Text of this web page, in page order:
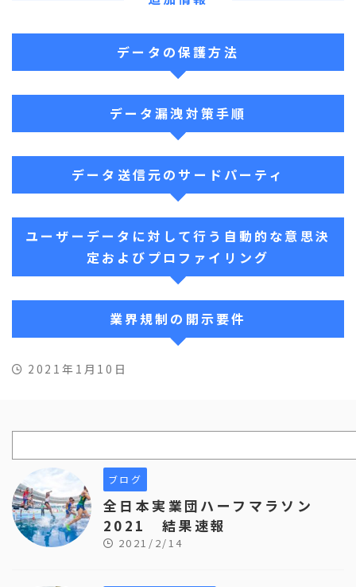
データの保護方法
データ漏洩対策手順
データ送信元のサードパーティ
ユーザーデータに対して行う自動的な意思決
定およびプロファイリング
業界規制の開示要件
2021年1月10日
ブログ
全日本実業団ハーフマラソン
2021 結果速報
2021/2/14